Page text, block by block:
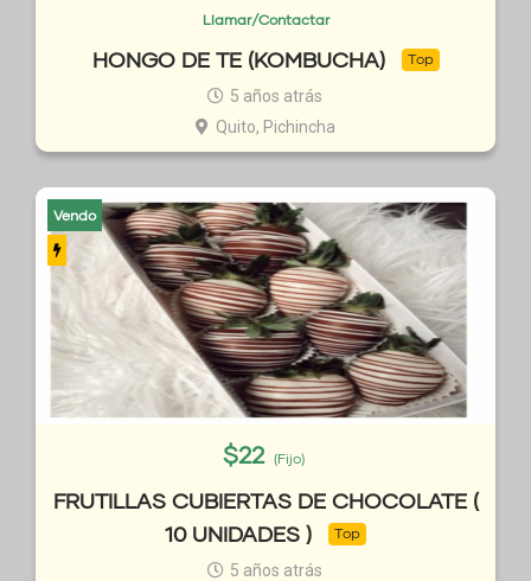
Llamar/Contactar
HONGO DE TE (KOMBUCHA) Top
5 años atrás
Quito, Pichincha
Vendo
$22 (Fijo)
FRUTILLAS CUBIERTAS DE CHOCOLATE (
10 UNIDADES )
Top
5 años atrás